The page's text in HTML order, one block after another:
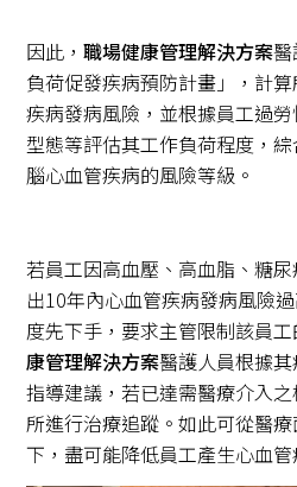
因此，職場健康管理解決方案
負荷促發疾病預防計畫」，計
疾病發病風險，並根據員工過
型態等評估其工作負荷程度，
腦心血管疾病的風險等級。
若員工因高血壓、高血脂、糖
出10年內心血管疾病發病風險
度先下手，要求主管限制該員
康管理解決方案醫護人員根據
指導建議，若已達需醫療介入
所進行治療追蹤。如此可從醫
下，盡可能降低員工產生心血管